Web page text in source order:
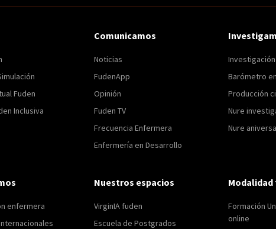
Fuden
Inclusiva
Comunicamos
Noticias
FudenApp
Opinión
Fuden TV
Frecuencia Enfermera
Enfermería en Desarrollo
Barómetro
Producción
Nure
Nure
enfermera
Nuestros espacios
VirginIA fuden
Escuela de Postgrados
Formación
online